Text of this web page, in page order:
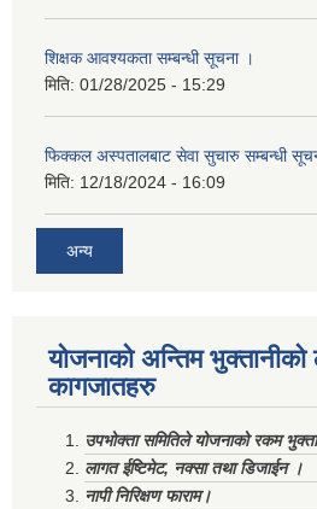
शिक्षक आवश्यकता सम्बन्धी सूचना ।
मिति: 01/28/2025 - 15:29
फिक्कल अस्पतालबाट सेवा सुचारु सम्बन्धी
मिति: 12/18/2024 - 16:09
अन्य
योजनाको अन्तिम
कागजातहरु
उपभोक्ता समितिले योजनाको रकम
लागत ईष्टिमेट, नक्सा तथा डिजाईन ।
नापी निरिक्षण फाराम।